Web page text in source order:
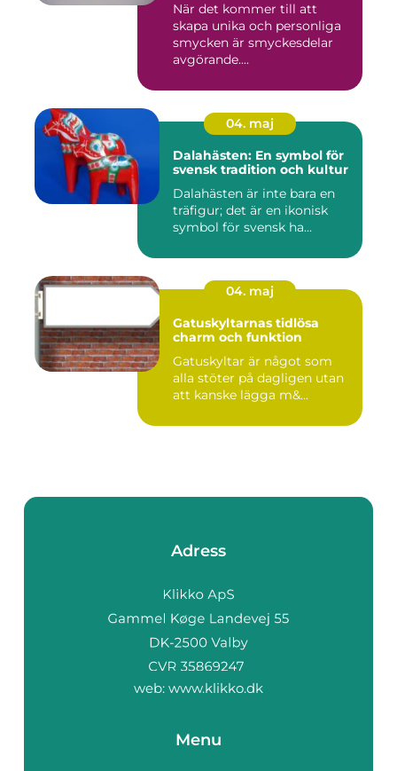
När det kommer till att
skapa unika och personliga
smycken är smyckesdelar
avgörande....
04. maj
Dalahästen: En symbol för
svensk tradition och kultur
Dalahästen är inte bara en
träfigur; det är en ikonisk
symbol för svensk ha...
04. maj
Gatuskyltarnas tidlösa
charm och funktion
Gatuskyltar är något som
alla stöter på dagligen utan
att kanske lägga m&...
Adress
web: www.klikko.dk
Menu